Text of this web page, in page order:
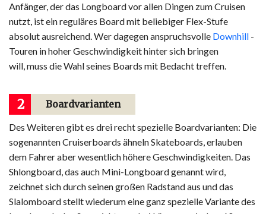
Anfänger, der das Longboard vor allen Dingen zum Cruisen
nutzt, ist ein reguläres Board mit beliebiger Flex-Stufe
absolut ausreichend. Wer dagegen anspruchsvolle Downhill -
Touren in hoher Geschwindigkeit hinter sich bringen
will, muss die Wahl seines Boards mit Bedacht treffen.
2 Boardvarianten
Des Weiteren gibt es drei recht spezielle Boardvarianten: Die
sogenannten Cruiserboards ähneln Skateboards, erlauben
dem Fahrer aber wesentlich höhere Geschwindigkeiten. Das
Shlongboard, das auch Mini-Longboard genannt wird,
zeichnet sich durch seinen großen Radstand aus und das
Slalomboard stellt wiederum eine ganz spezielle Variante des